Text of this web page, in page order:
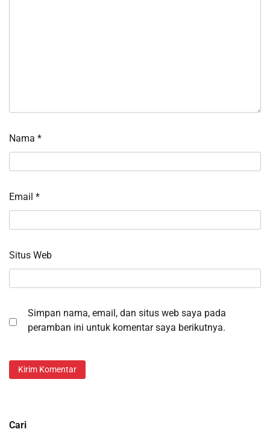
Nama *
Email *
Situs Web
Simpan nama, email, dan situs web saya pada
peramban ini untuk komentar saya berikutnya.
Cari